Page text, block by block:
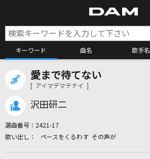
キーワード 曲名 歌手名
カラオケ検索
愛まで待てない
[ アイマデマテナイ ]
沢田研二
選曲番号： 2421-17
ペースをくるわす その声が